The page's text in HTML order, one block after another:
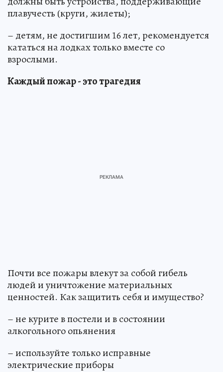
плавучесть (круги, жилеты);
– детям, не достигшим 16 лет, рекомендуется
кататься на лодках только вместе со
взрослыми.
Каждый пожар - это трагедия
Почти все пожары влекут за собой гибель
людей и уничтожение материальных
ценностей. Как защитить себя и имущество?
– не курите в постели и в состоянии
алкогольного опьянения
– используйте только исправные
электрические приборы